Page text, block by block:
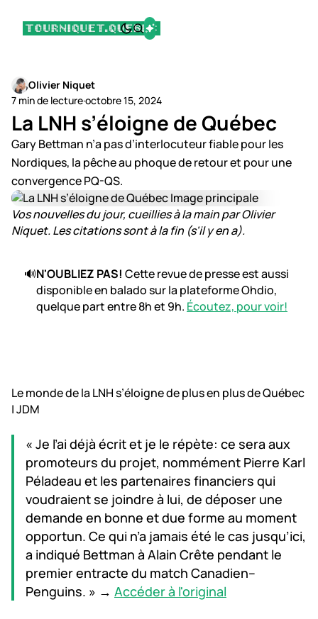
Olivier Niquet
7 min de lecture·octobre 15, 2024
La LNH s’éloigne de Québec
Gary Bettman n’a pas d’interlocuteur fiable pour les
Nordiques, la pêche au phoque de retour et pour une
convergence PQ-QS.
Vos nouvelles du jour, cueillies à la main par Olivier
Niquet. Les citations sont à la fin (s'il y en a).
🔊N'OUBLIEZ PAS! Cette revue de presse est aussi
disponible en balado sur la plateforme Ohdio,
quelque part entre 8h et 9h. Écoutez, pour voir!
Le monde de la LNH s’éloigne de plus en plus de Québec
| JDM
« Je l’ai déjà écrit et je le répète: ce sera aux
promoteurs du projet, nommément Pierre Karl
Péladeau et les partenaires financiers qui
voudraient se joindre à lui, de déposer une
demande en bonne et due forme au moment
opportun. Ce qui n’a jamais été le cas jusqu’ici,
a indiqué Bettman à Alain Crête pendant le
premier entracte du match Canadien–
Penguins. » → Accéder à l'original